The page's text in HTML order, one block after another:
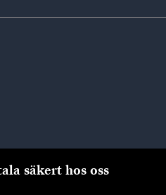
säkert hos oss